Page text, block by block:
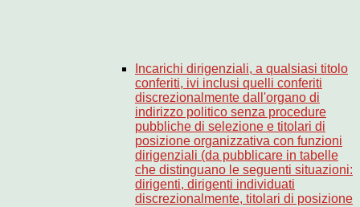
Incarichi dirigenziali, a qualsiasi titolo
conferiti, ivi inclusi quelli conferiti
discrezionalmente dall'organo di
indirizzo politico senza procedure
pubbliche di selezione e titolari di
posizione organizzativa con funzioni
dirigenziali (da pubblicare in tabelle
che distinguano le seguenti situazioni:
dirigenti, dirigenti individuati
discrezionalmente, titolari di posizione